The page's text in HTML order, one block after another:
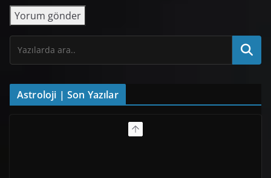
Astroloji | Son Yazılar